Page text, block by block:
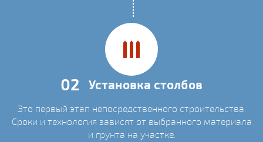
02 Установка столбов
Это первый этап непосредственного строительства.
Сроки и технология зависят от выбранного материала
и грунта на участке.